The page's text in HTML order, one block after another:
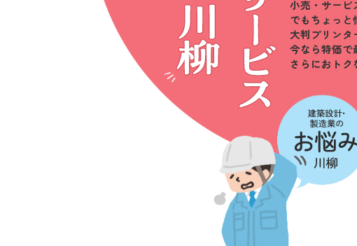
小売・サービ
でもちょっと
大判プリンタ
今なら特価で
さらにおトク